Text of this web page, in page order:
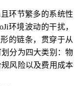
环节繁多的系统性
环境波动的干扰，
的链条，贯穿于从
分为四大类别：物
风险以及费用成本